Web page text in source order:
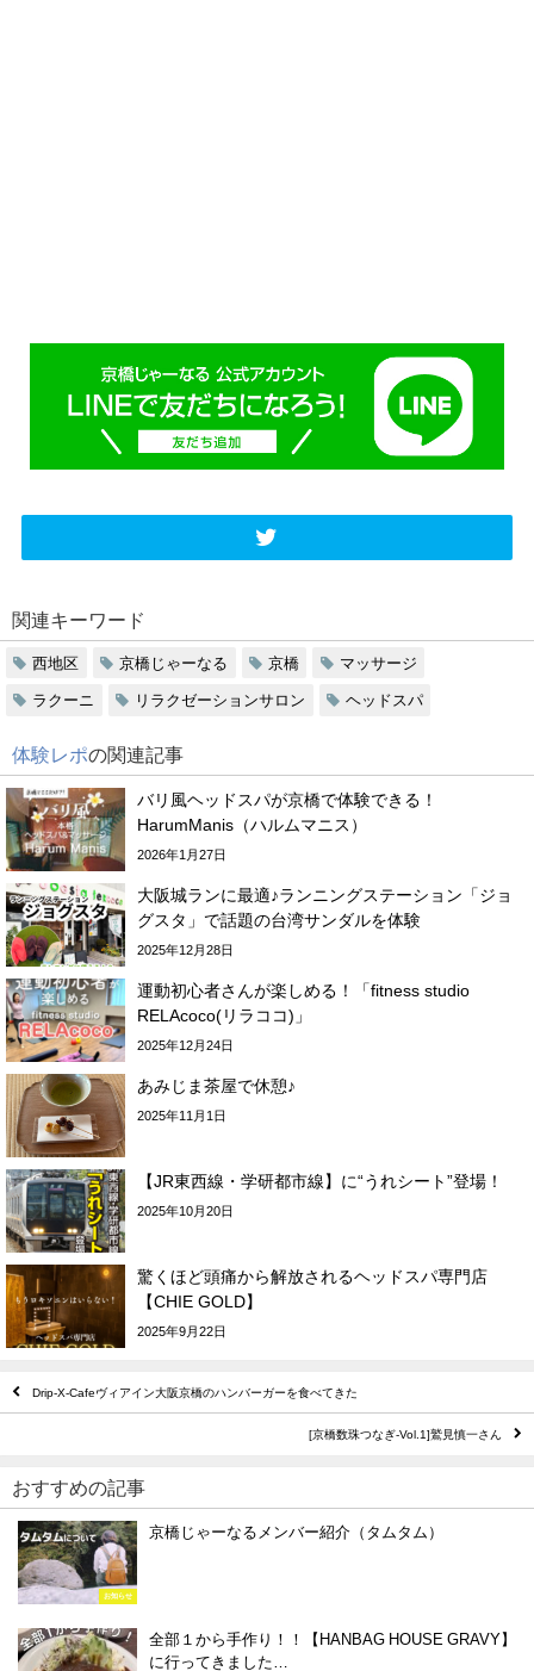
関連キーワード
西地区 京橋じゃーなる 京橋 マッサージ
ラクーニ リラクゼーションサロン ヘッドスパ
体験レポの関連記事
バリ風ヘッドスパが京橋で体験できる！
HarumManis（ハルムマニス）
2026年1月27日
大阪城ランに最適♪ランニングステーション「ジョ
グスタ」で話題の台湾サンダルを体験
2025年12月28日
運動初心者さんが楽しめる！「fitness studio
RELAcoco(リラココ)」
2025年12月24日
あみじま茶屋で休憩♪
2025年11月1日
【JR東西線・学研都市線】に“うれシート”登場！
2025年10月20日
驚くほど頭痛から解放されるヘッドスパ専門店
【CHIE GOLD】
2025年9月22日
Drip-X-Cafeヴィアイン大阪京橋のハンバーガーを食べてきた
[京橋数珠つなぎ-Vol.1]鷲見慎一さん
おすすめの記事
お知らせ
京橋じゃーなるメンバー紹介（タムタム）
全部１から手作り！！【HANBAG HOUSE GRAVY】
に行ってきました…